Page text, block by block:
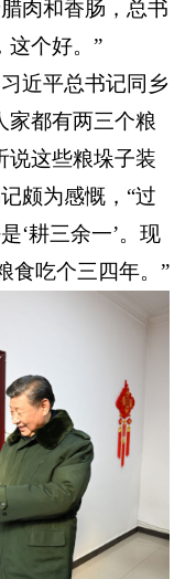
肉和香肠，总书
这个好。”
近平总书记同乡
家都有两三个粮
说这些粮垛子装
颇为感慨，“过
‘耕三余一’。现
食吃个三四年。”